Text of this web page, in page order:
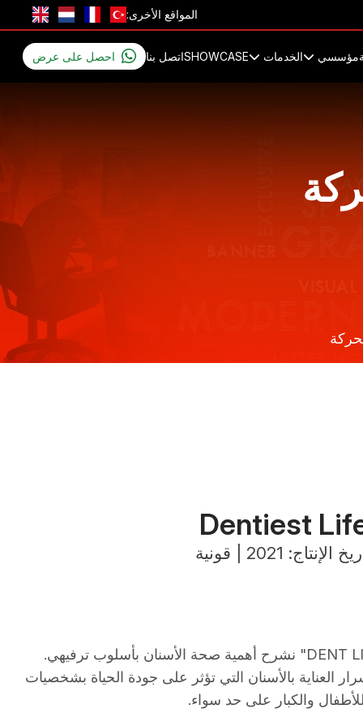
المواقع الأخرى:
مؤسسي الخدمات SHOWCASEاتصل بنا احصل على عرض
Dentiest
الإنتاج: 2021 | قونية
مع فيلم الرسوم المتحركة "DENT LIFE" نشرح أهمية صحة الأسنان بأسلوب ترفيهي.
العناية بالأسنان التي تؤثر على جودة الحياة بشخصيات
والكبار على حد سواء.